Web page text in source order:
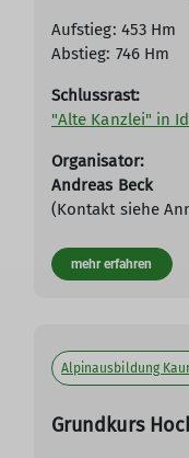
Aufstieg: 453 Hm
Abstieg: 746 Hm
Schlussrast:
"Alte Kanzlei" in
Organisator:
Andreas Beck
(Kontakt siehe
mehr erfahren
Alpinausbildung
Grundkurs